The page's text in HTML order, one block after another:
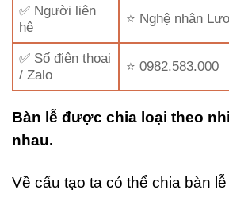
✅ Người liên
hệ
⭐ Nghệ nhân
✅ Số điện thoại
/ Zalo
⭐ 0982.583.000
Bàn lễ được chia loại theo
nhau.
Về cấu tạo ta có thể chia bàn